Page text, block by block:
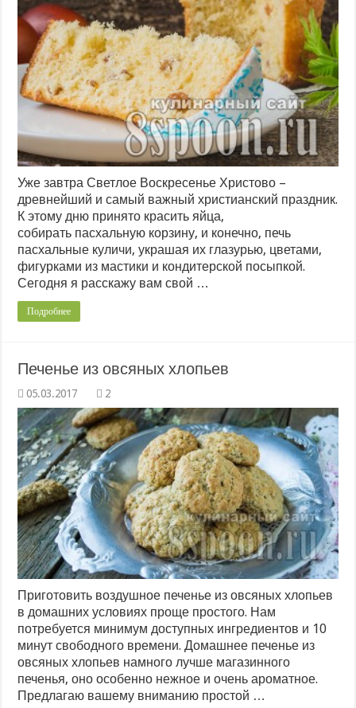
Уже завтра Светлое Воскресенье Христово –
древнейший и самый важный христианский праздник.
К этому дню принято красить яйца,
собирать пасхальную корзину, и конечно, печь
пасхальные куличи, украшая их глазурью, цветами,
фигурками из мастики и кондитерской посыпкой.
Сегодня я расскажу вам свой …
Подробнее
Печенье из овсяных хлопьев
2
Приготовить воздушное печенье из овсяных хлопьев
в домашних условиях проще простого. Нам
потребуется минимум доступных ингредиентов и 10
минут свободного времени. Домашнее печенье из
овсяных хлопьев намного лучше магазинного
печенья, оно особенно нежное и очень ароматное.
Предлагаю вашему вниманию простой …